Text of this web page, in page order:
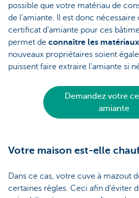
possible que votre matériau de
de l'amiante. Il est donc nécessaire
certificat d'amiante pour ces
permet de connaître les
nouveaux propriétaires soient
puissent faire extraire l'amiante si
Demandez votre
amiante
Votre maison est-elle
Dans ce cas, votre cuve à mazout
certaines règles. Ceci afin d’éviter